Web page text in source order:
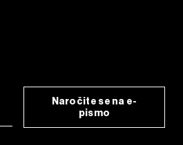
Naročite se na e-
pismo